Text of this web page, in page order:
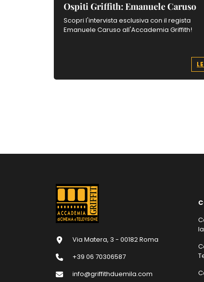
Ospiti Griffith: Emanuele Caruso
Scopri l'intervista esclusiva con il regista
Emanuele Caruso all'Accademia Griffith!
Via Matera, 3 - 00182 Roma
+39 06 70306587
info@griffithduemila.com